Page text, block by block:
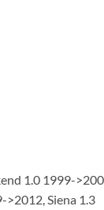
1.0 1999-
>2012, Siena 1.3